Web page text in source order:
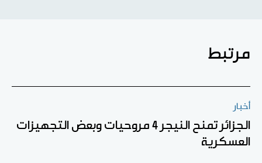
مرتبط
أخبار
الجزائر تمنح النيجر 4 مروحيات وبعض التجهيزات
العسكرية